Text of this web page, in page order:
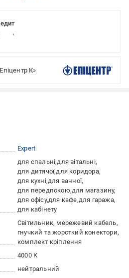
К»
Expert
для спальні для вітальні
для дитячої для коридора
для кухні для ванної
для передпокою для магазину
для офісу для кафе для гаража
для кабінету
Світильник, мережевий кабель,
гнучкий та жорсткий конектори,
комплект кріплення
4000 К
нейтральний